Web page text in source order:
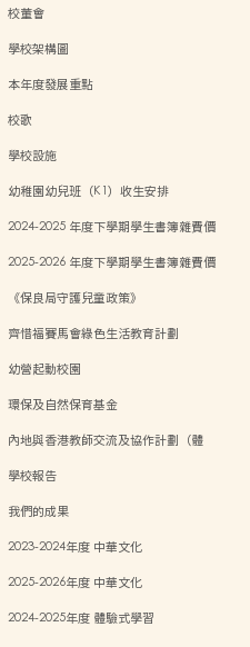
校董會
學校架構圖
本年度發展重點
校歌
學校設施
幼稚園幼兒班（K1）收生安排
2024-2025 年度下學期學生書簿雜費價
2025-2026 年度下學期學生書簿雜費價
《保良局守護兒童政策》
齊惜福賽馬會綠色生活教育計劃
幼營起動校園
環保及自然保育基金
內地與香港教師交流及協作計劃（體
學校報告
我們的成果
2023-2024年度 中華文化
2025-2026年度 中華文化
2024-2025年度 體驗式學習